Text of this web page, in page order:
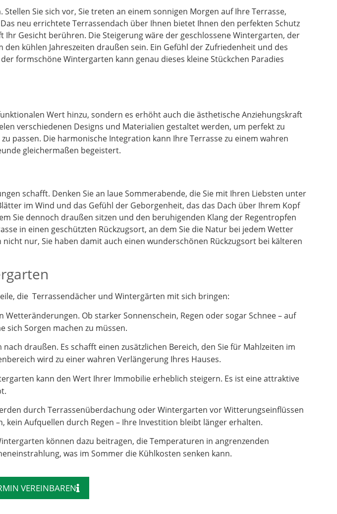
Sie sich vor, Sie treten an einem sonnigen Morgen auf Ihre Terrasse,
neu errichtete Terrassendach über Ihnen bietet Ihnen den perfekten Schutz
Gesicht berühren. Die Steigerung wäre der geschlossene Wintergarten, der
kühlen Jahreszeiten draußen sein. Ein Gefühl der Zufriedenheit und des
formschöne Wintergarten kann genau dieses kleine Stückchen Paradies
Wert hinzu, sondern es erhöht auch die ästhetische Anziehungskraft
verschiedenen Designs und Materialien gestaltet werden, um perfekt zu
passen. Die harmonische Integration kann Ihre Terrasse zu einem wahren
gleichermaßen begeistert.
schafft. Denken Sie an laue Sommerabende, die Sie mit Ihren Liebsten unter
im Wind und das Gefühl der Geborgenheit, das das Dach über Ihrem Kopf
Sie dennoch draußen sitzen und den beruhigenden Klang der Regentropfen
in einen geschützten Rückzugsort, an dem Sie die Natur bei jedem Wetter
nur, Sie haben damit auch einen wunderschönen Rückzugsort bei kälteren
die Terrassendächer und Wintergärten mit sich bringen:
Ob starker Sonnenschein, Regen oder sogar Schnee – auf
sich Sorgen machen zu müssen.
draußen. Es schafft einen zusätzlichen Bereich, den Sie für Mahlzeiten im
wird zu einer wahren Verlängerung Ihres Hauses.
kann den Wert Ihrer Immobilie erheblich steigern. Es ist eine attraktive
durch Terrassenüberdachung oder Wintergarten vor Witterungseinflüssen
kein Aufquellen durch Regen – Ihre Investition bleibt länger erhalten.
können dazu beitragen, die Temperaturen in angrenzenden
was im Sommer die Kühlkosten senken kann.
VEREINBAREN